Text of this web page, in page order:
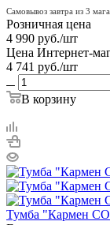
Самовывоз завтра из 3
Розничная цена
4 990 руб./шт
Цена Интернет-
4 741 руб./шт
В корзину
Тумба "Кармен